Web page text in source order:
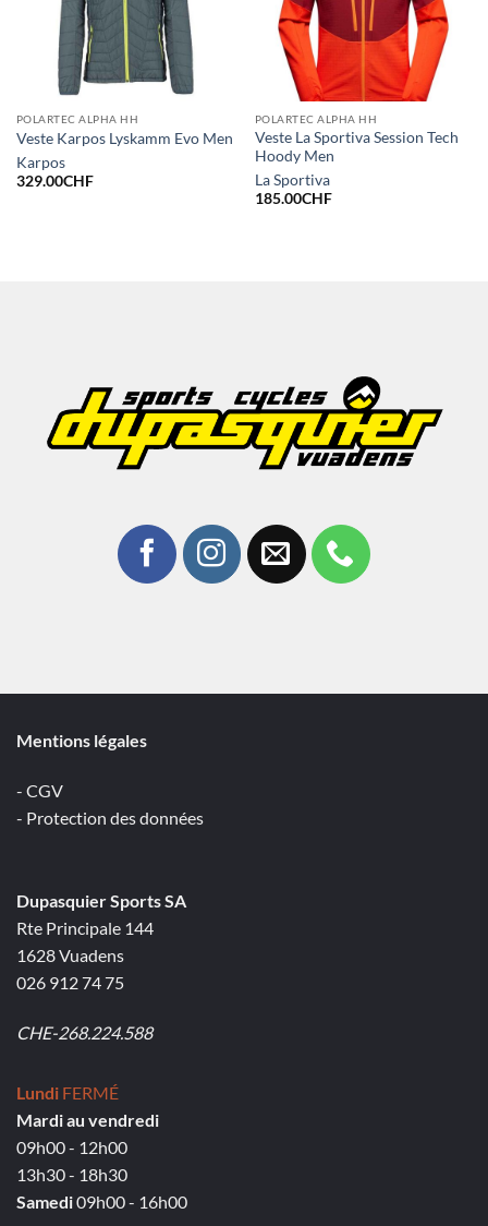
POLARTEC ALPHA HH
Veste Karpos Lyskamm Evo Men
Karpos
329.00CHF
POLARTEC ALPHA HH
Veste La Sportiva Session Tech
Hoody Men
La Sportiva
185.00CHF
Mentions légales
- CGV
- Protection des données
Dupasquier Sports SA
Rte Principale 144
1628 Vuadens
026 912 74 75
CHE-268.224.588
Lundi FERMÉ
Mardi au vendredi
09h00 - 12h00
13h30 - 18h30
Samedi09h00 - 16h00